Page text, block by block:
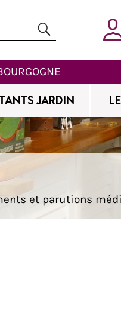
JARDIN
et parutions